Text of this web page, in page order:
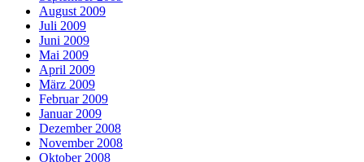
August 2009
Juli 2009
Juni 2009
Mai 2009
April 2009
März 2009
Februar 2009
Januar 2009
Dezember 2008
November 2008
Oktober 2008